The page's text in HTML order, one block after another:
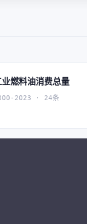
业燃料油消费总量
2023 · 24条